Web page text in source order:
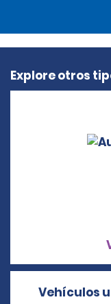
Explore otros
Vehículos